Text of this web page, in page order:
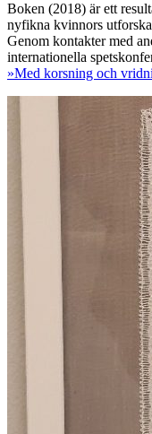
Boken (2018) är ett
nyfikna kvinnors
Genom kontakter med
internationella
»Med korsning och